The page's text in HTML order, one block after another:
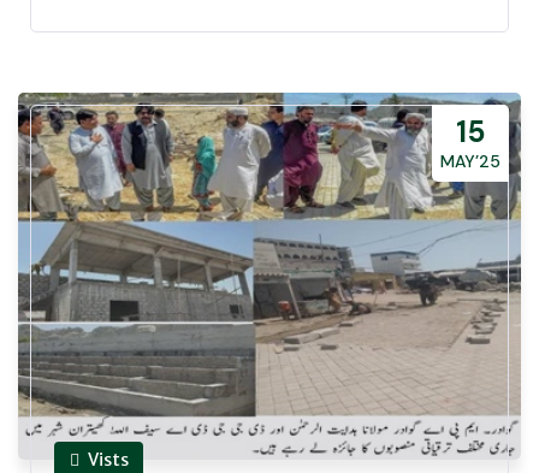
15
MAY’25
Vists